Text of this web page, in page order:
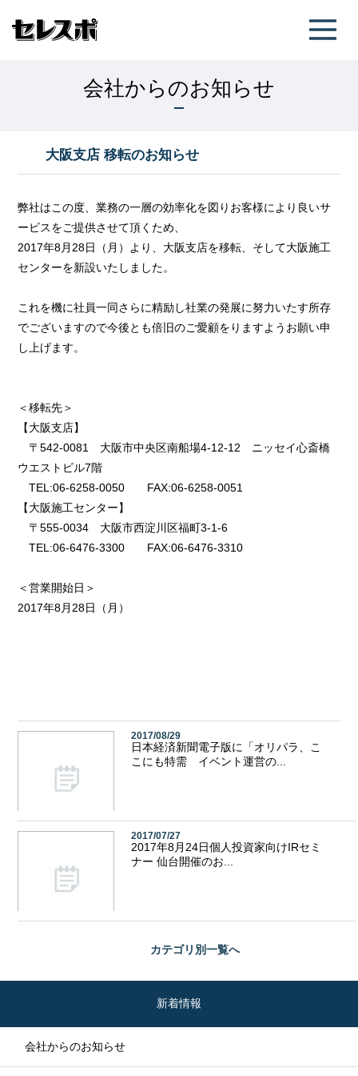
会社からのお知らせ
大阪支店 移転のお知らせ
弊社はこの度、業務の一層の効率化を図りお客様により良いサ
ービスをご提供させて頂くため、
2017年8月28日（月）より、大阪支店を移転、そして大阪施工
センターを新設いたしました。
これを機に社員一同さらに精励し社業の発展に努力いたす所存
でございますので今後とも倍旧のご愛顧をりますようお願い申
し上げます。
＜移転先＞
【大阪支店】
〒542-0081 大阪市中央区南船場4-12-12 ニッセイ心斎橋
ウエストビル7階
TEL:06-6258-0050 FAX:06-6258-0051
【大阪施工センター】
〒555-0034 大阪市西淀川区福町3-1-6
TEL:06-6476-3300 FAX:06-6476-3310
＜営業開始日＞
2017年8月28日（月）
2017/08/29
日本経済新聞電子版に「オリパラ、こ
こにも特需 イベント運営の...
カテゴリ別一覧へ
2017/07/27
2017年8月24日個人投資家向けIRセミ
ナー 仙台開催のお...
新着情報
会社からのお知らせ